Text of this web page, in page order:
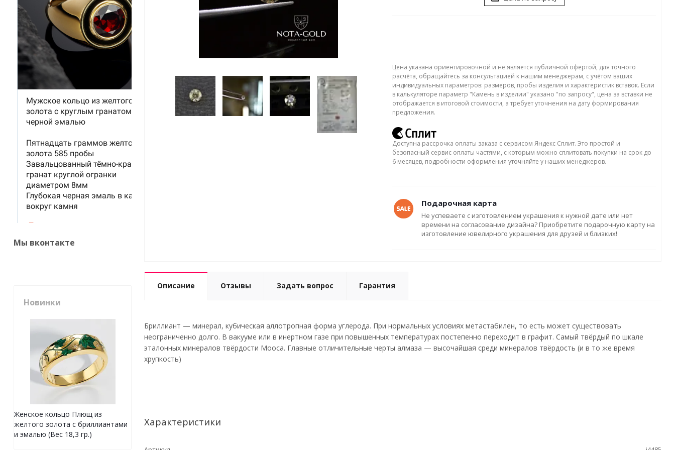
Цена указана ориентировочной и не является публичной офертой, для точного
расчёта, обращайтесь за консультацией к нашим менеджерам, с учётом ваших
индивидуальных параметров: размеров, пробы изделия и характеристик вставок. Если
в калькуляторе параметр "Камень в изделии" указано "по запросу", цена за вставки не
отображается в итоговой стоимости, а требует уточнения на дату формирования
предложения.
Доступна рассрочка оплаты заказа с сервисом Яндекс Сплит. Это простой и
безопасный сервис оплаты частями, с которым можно сплитовать покупки на срок до
6 месяцев, подробности оформления уточняйте у наших менеджеров.
Подарочная карта
Не успеваете с изготовлением украшения к нужной дате или нет
времени на согласование дизайна? Приобретите подарочную карту на
изготовление ювелирного украшения для друзей и близких!
Описание Отзывы Задать вопрос Гарантия
Бриллиант — минерал, кубическая аллотропная форма углерода. При нормальных условиях метастабилен, то есть может существовать
неограниченно долго. В вакууме или в инертном газе при повышенных температурах постепенно переходит в графит. Самый твёрдый по шкале
эталонных минералов твёрдости Мооса. Главные отличительные черты алмаза — высочайшая среди минералов твёрдость (и в то же время
хрупкость)
Характеристики
Мы вконтакте
Новинки
Женское кольцо Плющ из
желтого золота с бриллиантами
и эмалью (Вес 18,3 гр.)